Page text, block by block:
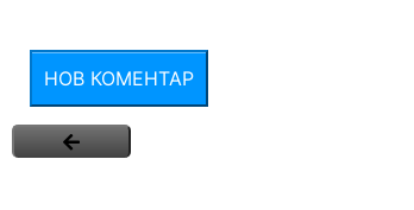
НОВ КОМЕНТАР